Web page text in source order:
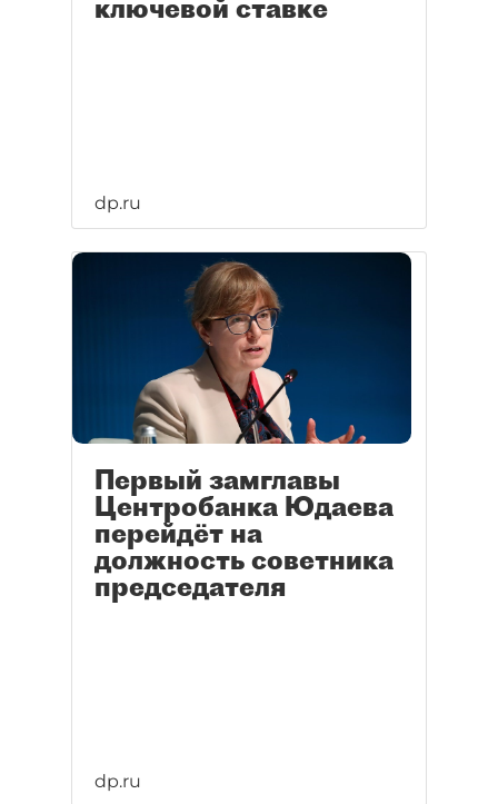
ключевой ставке
dp.ru
Первый замглавы
Центробанка Юдаева
перейдёт на
должность советника
председателя
dp.ru